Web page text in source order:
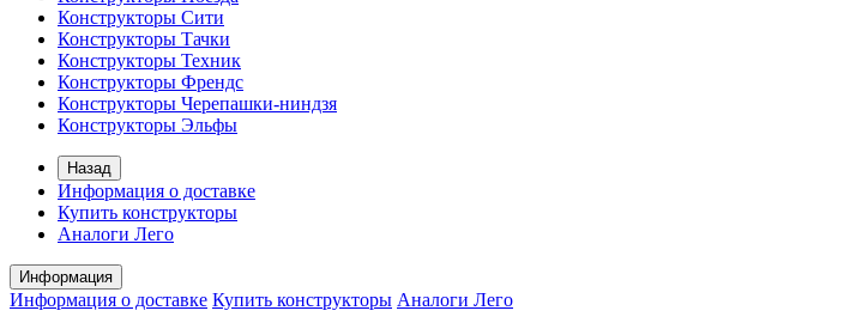
Конструкторы Сити
Конструкторы Тачки
Конструкторы Техник
Конструкторы Френдс
Конструкторы Черепашки-ниндзя
Конструкторы Эльфы
Назад
Информация о доставке
Купить конструкторы
Аналоги Лего
Информация
Информация о доставке Купить конструкторы Аналоги Лего